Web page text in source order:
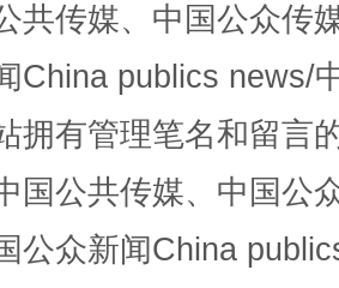
共传媒、中国公众传
China publics news/
拥有管理笔名和留言
国公共传媒、中国公
公众新闻China